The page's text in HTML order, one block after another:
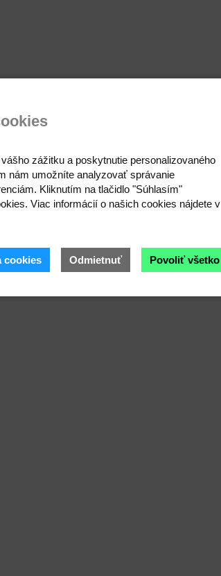
zážitku a poskytnutie personalizovaného
nám umožníte analyzovať správanie
Kliknutím na tlačidlo "Súhlasím"
Viac informácií o našich cookies nájdete v
cookies Odmietnuť Povoliť všetko